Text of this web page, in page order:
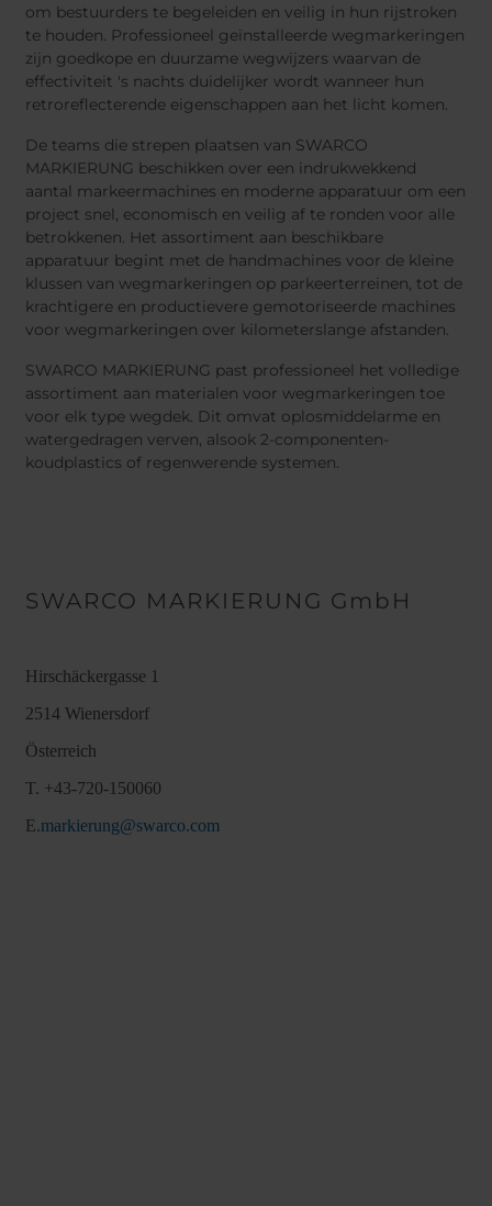
om bestuurders te begeleiden en veilig in hun rijstroken
te houden. Professioneel geïnstalleerde wegmarkeringen
zijn goedkope en duurzame wegwijzers waarvan de
effectiviteit 's nachts duidelijker wordt wanneer hun
retroreflecterende eigenschappen aan het licht komen.
De teams die strepen plaatsen van SWARCO
MARKIERUNG beschikken over een indrukwekkend
aantal markeermachines en moderne apparatuur om een
project snel, economisch en veilig af te ronden voor alle
betrokkenen. Het assortiment aan beschikbare
apparatuur begint met de handmachines voor de kleine
klussen van wegmarkeringen op parkeerterreinen, tot de
krachtigere en productievere gemotoriseerde machines
voor wegmarkeringen over kilometerslange afstanden.
SWARCO MARKIERUNG past professioneel het volledige
assortiment aan materialen voor wegmarkeringen toe
voor elk type wegdek. Dit omvat oplosmiddelarme en
watergedragen verven, alsook 2-componenten-
koudplastics of regenwerende systemen.
SWARCO MARKIERUNG GmbH
Hirschäckergasse 1
2514 Wienersdorf
Österreich
T. +43-720-150060
E.markierung@swarco.com